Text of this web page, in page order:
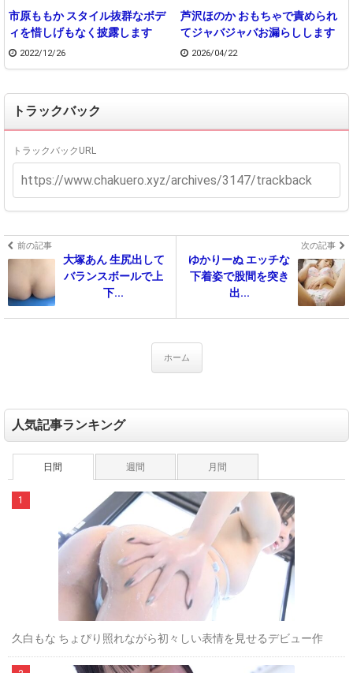
市原ももか スタイル抜群なボデ
ィを惜しげもなく披露します
2022/12/26
芦沢ほのか おもちゃで責められ
てジャバジャバお漏らしします
2026/04/22
トラックバック
トラックバックURL
前の記事
大塚あん 生尻出して
バランスボールで上
下...
次の記事
ゆかりーぬ エッチな
下着姿で股間を突き
出...
ホーム
人気記事ランキング
日間 週間 月間
久白もな ちょぴり照れながら初々しい表情を見せるデビュー作